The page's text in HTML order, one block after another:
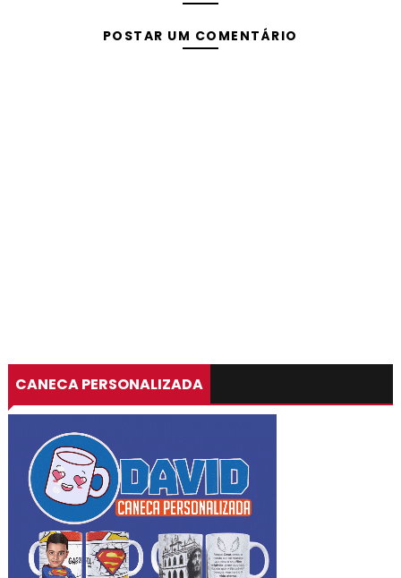
POSTAR UM COMENTÁRIO
CANECA PERSONALIZADA